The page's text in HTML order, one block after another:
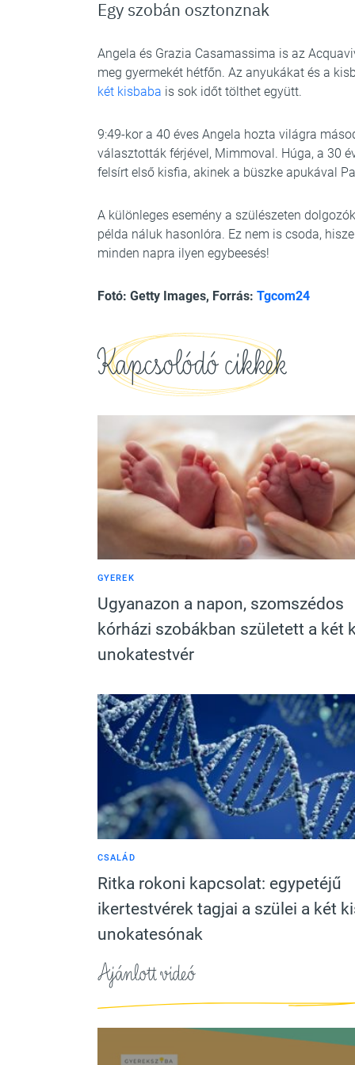
Egy szobán osztonznak
Angela és Grazia Casamassima is az
meg gyermekét hétfőn. Az anyukákat és a
két kisbaba is sok időt tölthet együtt.
9:49-kor a 40 éves Angela hozta világra
választották férjével, Mimmoval. Húga, a 30
felsírt első kisfia, akinek a büszke apukával
A különleges esemény a szülészeten
példa náluk hasonlóra. Ez nem is csoda,
minden napra ilyen egybeesés!
Fotó: Getty Images, Forrás: Tgcom24
Kapcsolódó cikkek
GYEREK
Ugyanazon a napon, szomszédos
kórházi szobákban született a két
unokatestvér
CSALÁD
Ritka rokoni kapcsolat: egypetéjű
ikertestvérek tagjai a szülei a két
unokatesónak
Ajánlott videó